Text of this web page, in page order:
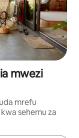
mwezi
mrefu
sehemu za